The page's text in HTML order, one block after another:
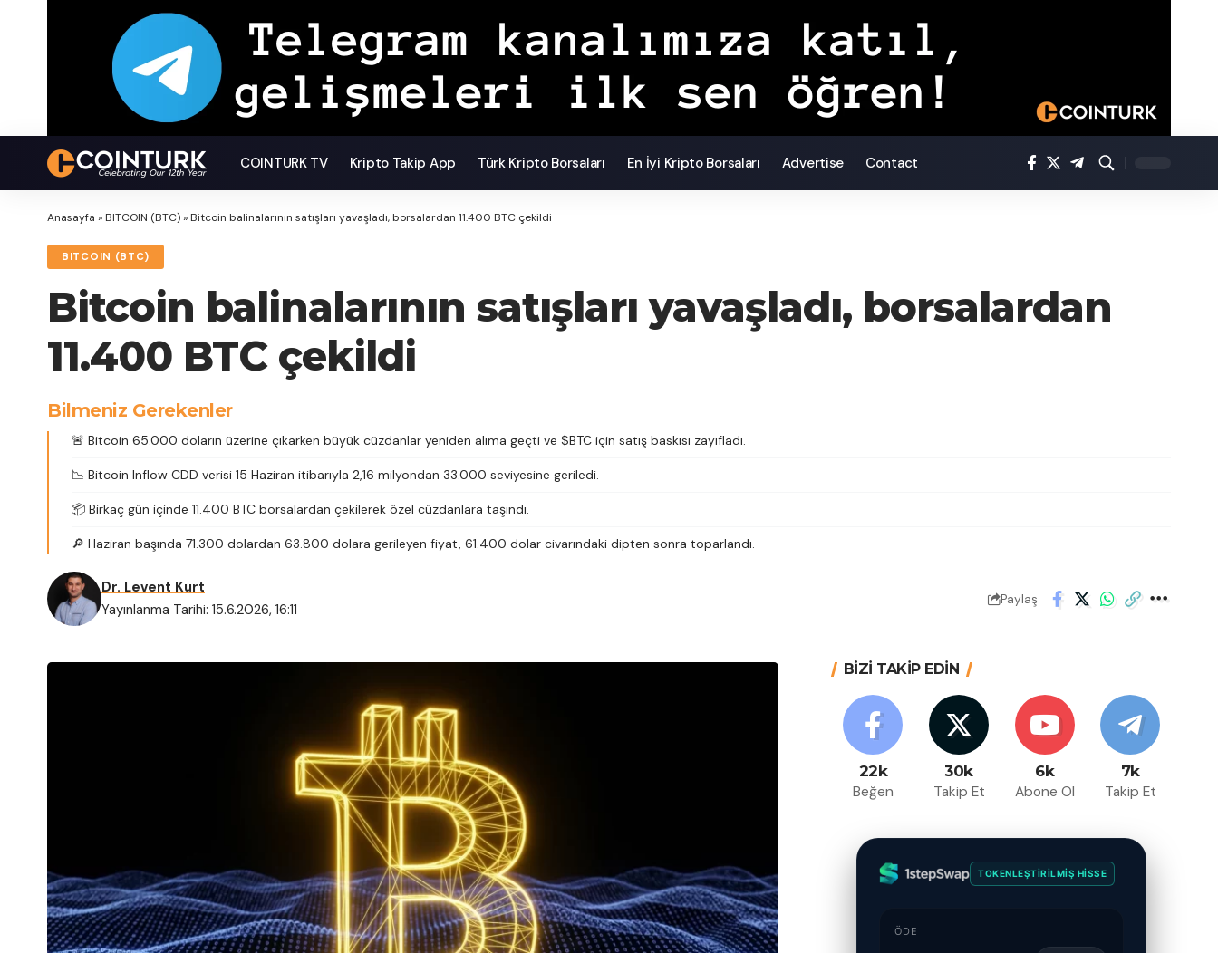
COINTURK TV Kripto Takip App Türk Kripto Borsaları En İyi Kripto Borsaları Advertise Contact
Anasayfa »BITCOIN (BTC)»Bitcoin balinalarının satışları yavaşladı, borsalardan 11.400 BTC çekildi
BITCOIN (BTC)
Bitcoin balinalarının satışları yavaşladı, borsalardan
11.400 BTC çekildi
Bilmeniz Gerekenler
🚨 Bitcoin 65.000 doların üzerine çıkarken büyük cüzdanlar yeniden alıma geçti ve $BTC için satış baskısı zayıfladı.
📉 Bitcoin Inflow CDD verisi 15 Haziran itibarıyla 2,16 milyondan 33.000 seviyesine geriledi.
📦 Birkaç gün içinde 11.400 BTC borsalardan çekilerek özel cüzdanlara taşındı.
🔎 Haziran başında 71.300 dolardan 63.800 dolara gerileyen fiyat, 61.400 dolar civarındaki dipten sonra toparlandı.
Yayınlanma Tarihi: 15.6.2026, 16:11
Dr. Levent Kurt
Paylaş
BİZİ TAKİP EDİN
22k
Beğen
30k
Takip Et
6k
Abone Ol
7k
Takip Et
TOKENLEŞTIRILMIŞ HISSE
ÖDE